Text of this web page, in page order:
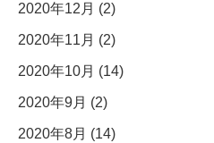
2020年12月 (2)
2020年11月 (2)
2020年10月 (14)
2020年9月 (2)
2020年8月 (14)